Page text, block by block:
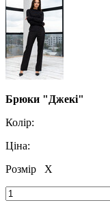
Брюки "Джекі"
Колір:
Ціна:
Розмір
X